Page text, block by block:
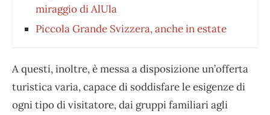
miraggio di AlUla
Piccola Grande Svizzera, anche in estate
A questi, inoltre, è messa a disposizione un’offerta
turistica varia, capace di soddisfare le esigenze di
ogni tipo di visitatore, dai gruppi familiari agli